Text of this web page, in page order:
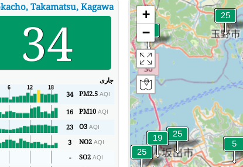
Takamatsu, Kagawa
34
جاری
PM2.5 AQI
34
PM10 AQI
16
O3 AQI
23
NO2 AQI
3
SO2 AQI
-
+
−